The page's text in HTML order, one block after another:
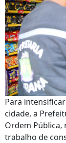
Para
cidade, a
Ordem Pública,
trabalho de